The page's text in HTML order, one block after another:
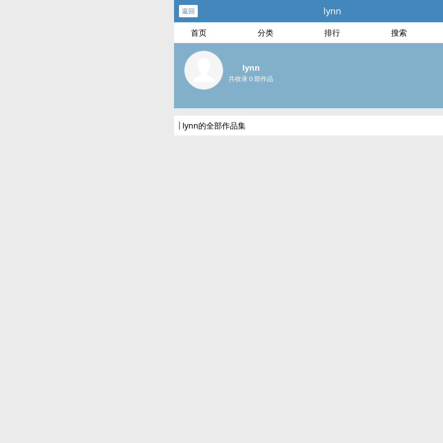
返回 lynn
首页 分类 排行 搜索
lynn
共收录 0 部作品
lynn的全部作品集